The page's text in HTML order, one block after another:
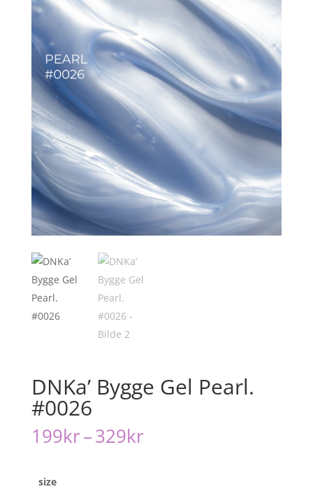
DNKa’ Bygge Gel Pearl.
#0026
199kr–329krPrisområde:
size